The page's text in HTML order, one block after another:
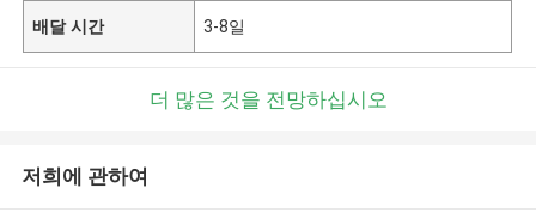
배달 시간 3-8일
더 많은 것을 전망하십시오
저희에 관하여